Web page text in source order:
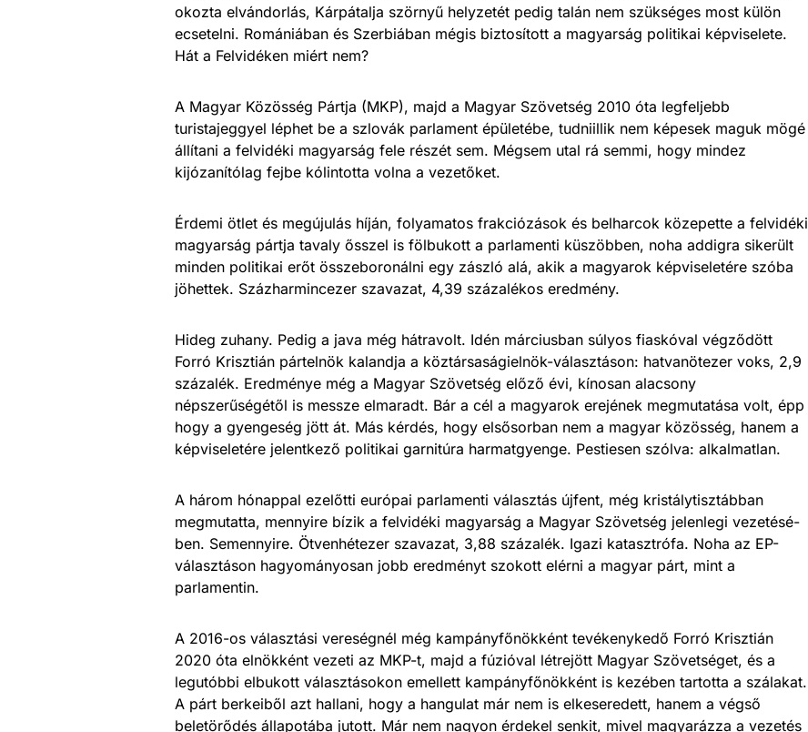
okozta elvándorlás, Kárpátalja szörnyű helyzetét pedig talán nem szükséges most külön
ecsetelni. Romániában és Szerbiában mégis biztosított a magyarság politikai képviselete.
Hát a Felvidéken miért nem?
A Magyar Közösség Pártja (MKP), majd a Magyar Szövetség 2010 óta legfeljebb
turistajeggyel léphet be a szlovák parlament épületébe, tudniillik nem képesek maguk mögé
állítani a felvidéki magyarság fele részét sem. Mégsem utal rá semmi, hogy mindez
kijózanítólag fejbe kólintotta volna a vezetőket.
Érdemi ötlet és megújulás híján, folyamatos frakciózások és belharcok közepette a felvidéki
magyarság pártja tavaly ősszel is fölbukott a parlamenti küszöbben, noha addigra sikerült
minden politikai erőt összeboronálni egy zászló alá, akik a magyarok képviseletére szóba
jöhettek. Százharmincezer szavazat, 4,39 százalékos eredmény.
Hideg zuhany. Pedig a java még hátravolt. Idén márciusban súlyos fiaskóval végződött
Forró Krisztián pártelnök kalandja a köztársaságielnök-választáson: hatvanötezer voks, 2,9
százalék. Eredménye még a Magyar Szövetség előző évi, kínosan alacsony
népszerűségétől is messze elmaradt. Bár a cél a magyarok erejének megmutatása volt, épp
hogy a gyengeség jött át. Más kérdés, hogy elsősorban nem a magyar közösség, hanem a
képviseletére jelentkező politikai garnitúra harmatgyenge. Pestiesen szólva: alkalmatlan.
A három hónappal ezelőtti európai parlamenti választás újfent, még kristálytisztábban
megmutatta, mennyire bízik a felvidéki magyarság a Magyar Szövetség jelenlegi vezetésé­
ben. Semennyire. Ötvenhétezer szavazat, 3,88 százalék. Igazi katasztrófa. Noha az EP-
választáson hagyományosan jobb eredményt szokott elérni a magyar párt, mint a
parlamentin.
A 2016-os választási vereségnél még kampányfőnökként tevékenykedő Forró Krisztián
2020 óta elnökként vezeti az MKP-t, majd a fúzióval létrejött Magyar Szövetséget, és a
legutóbbi elbukott választásokon emellett kampányfőnökként is kezében tartotta a szálakat.
A párt berkeiből azt hallani, hogy a hangulat már nem is elkeseredett, hanem a végső
beletörődés állapotába jutott. Már nem nagyon érdekel senkit, mivel magyarázza a vezetés